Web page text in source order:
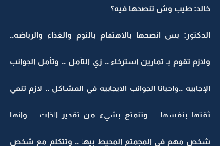
خالد: طيب وش تنصحها فيه؟
الدكتور: بس انصحها بالاهتمام بالنوم والغذاء والرياضه..
ولازم تقوم بـ تمارين استرخاء .. زي التأمل .. وتأمل الجوانب
الإجابيه ..واحيانا الجوانب الايجابيه في المشاكل .. لازم تنمي
ثقتها بنفسها .. وتتمتع بشيء من تقدير الذات .. وانها
شخص مهم في المجمتع المحيط بيها .. وتتكلم مع شخص